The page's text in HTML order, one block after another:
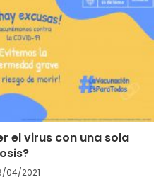
el virus con una sola
04/2021